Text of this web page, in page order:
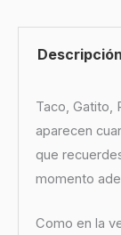
Descripción
Taco, Gatito,
aparecen
que
momento
Como en la